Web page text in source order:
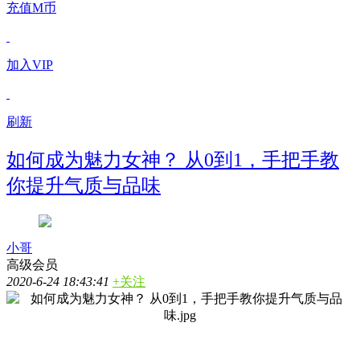
充值M币
加入VIP
刷新
如何成为魅力女神？ 从0到1，手把手教
你提升气质与品味
小哥
高级会员
2020-6-24 18:43:41 +关注